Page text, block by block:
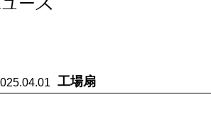
工場扇